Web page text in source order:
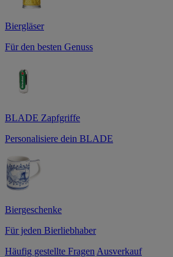
Biergläser
Für den besten Genuss
BLADE Zapfgriffe
Personalisiere dein BLADE
Biergeschenke
Für jeden Bierliebhaber
Häufig gestellte Fragen Ausverkauf